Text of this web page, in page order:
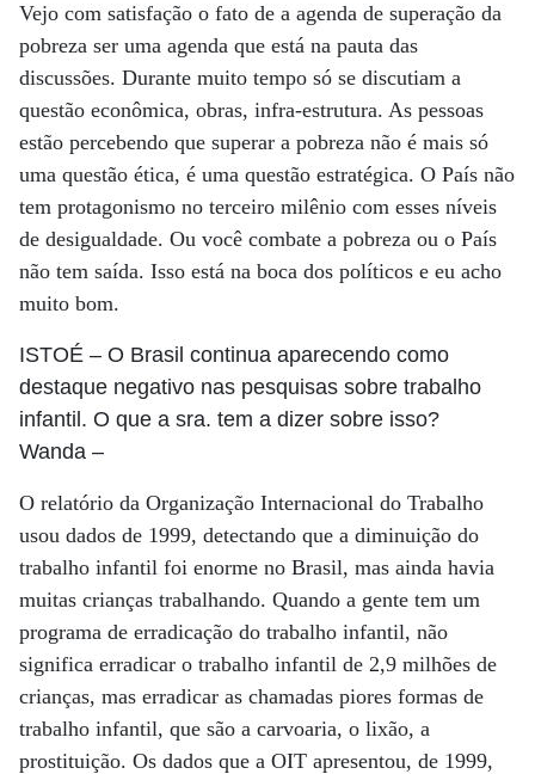
Vejo com satisfação o fato de a agenda de superação da
pobreza ser uma agenda que está na pauta das
discussões. Durante muito tempo só se discutiam a
questão econômica, obras, infra-estrutura. As pessoas
estão percebendo que superar a pobreza não é mais só
uma questão ética, é uma questão estratégica. O País não
tem protagonismo no terceiro milênio com esses níveis
de desigualdade. Ou você combate a pobreza ou o País
não tem saída. Isso está na boca dos políticos e eu acho
muito bom.
ISTOÉ – O Brasil continua aparecendo como
destaque negativo nas pesquisas sobre trabalho
infantil. O que a sra. tem a dizer sobre isso?
Wanda –
O relatório da Organização Internacional do Trabalho
usou dados de 1999, detectando que a diminuição do
trabalho infantil foi enorme no Brasil, mas ainda havia
muitas crianças trabalhando. Quando a gente tem um
programa de erradicação do trabalho infantil, não
significa erradicar o trabalho infantil de 2,9 milhões de
crianças, mas erradicar as chamadas piores formas de
trabalho infantil, que são a carvoaria, o lixão, a
prostituição. Os dados que a OIT apresentou, de 1999,